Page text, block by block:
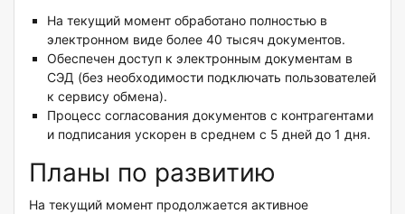
На текущий момент обработано полностью в
электронном виде более 40 тысяч документов.
Обеспечен доступ к электронным документам в
СЭД (без необходимости подключать пользователей
к сервису обмена).
Процесс согласования документов с контрагентами
и подписания ускорен в среднем с 5 дней до 1 дня.
Планы по развитию
На текущий момент продолжается активное